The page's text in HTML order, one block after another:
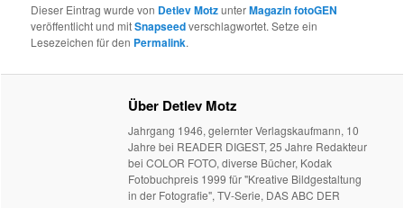
Dieser Eintrag wurde von Detlev MotzunterMagazin fotoGEN
veröffentlicht und mitSnapseedverschlagwortet. Setze ein
Lesezeichen für den Permalink.
Über Detlev Motz
Jahrgang 1946, gelernter Verlagskaufmann, 10
Jahre bei READER DIGEST, 25 Jahre Redakteur
bei COLOR FOTO, diverse Bücher, Kodak
Fotobuchpreis 1999 für "Kreative Bildgestaltung
in der Fotografie", TV-Serie, DAS ABC DER